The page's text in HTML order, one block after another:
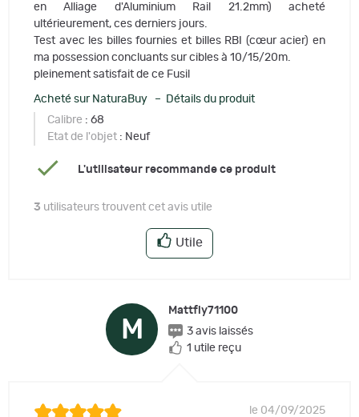
en Alliage d'Aluminium Rail 21.2mm) acheté
ultérieurement, ces derniers jours.
Test avec les billes fournies et billes RBI (cœur acier) en
ma possession concluants sur cibles à 10/15/20m.
pleinement satisfait de ce Fusil
Acheté sur NaturaBuy – Détails du produit
Calibre : 68
Etat de l'objet : Neuf
L'utilisateur recommande ce produit
3 utilisateurs trouvent cet avis utile
Utile
M
Mattfly71100
3 avis laissés
1 utile reçu
le 04/09/2025